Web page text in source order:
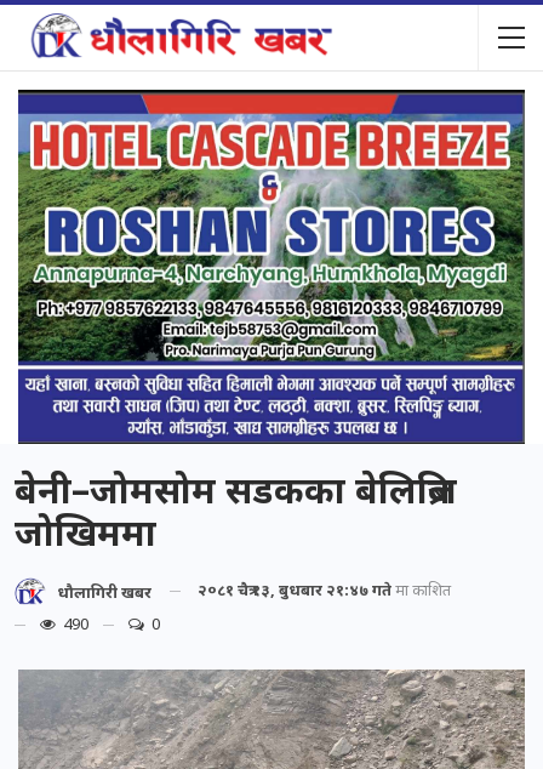
बेनी–जोमसोम सडकका बेलिब्रिज
जोखिममा
धौलागिरी खबर २०८१ चैत्र १३, बुधबार २१:४७ गतेमा प्रकाशित
490
0